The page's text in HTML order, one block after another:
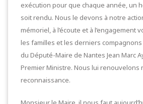
exécution pour que chaque année, un
soit rendu. Nous le devons à notre
mémoriel, à l’écoute et à l’engagement
les familles et les derniers
du Député-Maire de Nantes Jean Marc
Premier Ministre. Nous lui renouvelons
reconnaissance.